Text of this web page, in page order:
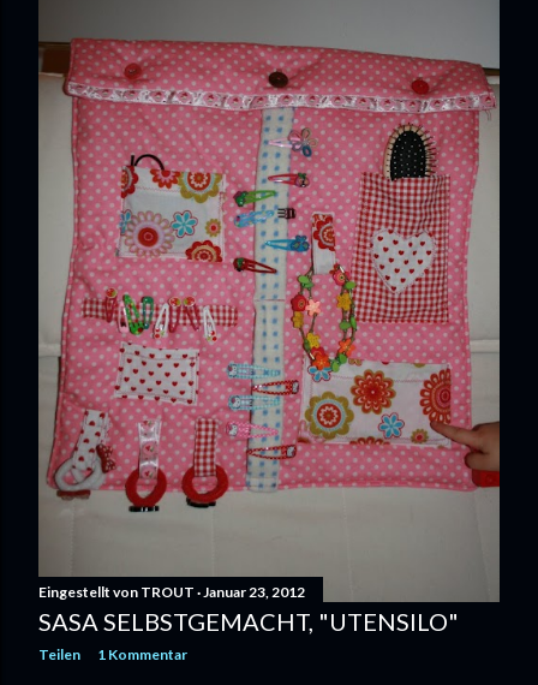
Eingestellt von TROUT Januar 23, 2012
SASA SELBSTGEMACHT, "UTENSILO"
Teilen 1 Kommentar